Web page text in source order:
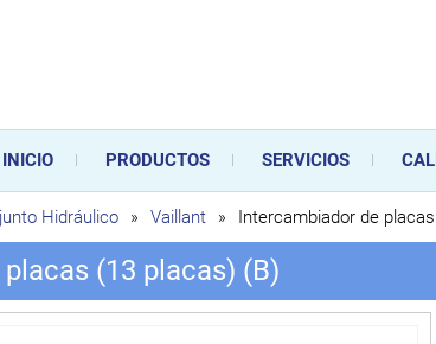
Ragas S.L es una empresa especializada en la instalación,
durante toda la vida útil de sus aparatos de gas, climatización o
INICIO PRODUCTOS SERVICIOS
Hidráulico » Vaillant » Intercambiador de
(13 placas) (B)